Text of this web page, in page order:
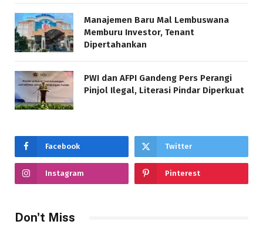
Manajemen Baru Mal Lembuswana
Memburu Investor, Tenant
Dipertahankan
PWI dan AFPI Gandeng Pers Perangi
Pinjol Ilegal, Literasi Pindar Diperkuat
Facebook Twitter
Instagram Pinterest
Don't Miss